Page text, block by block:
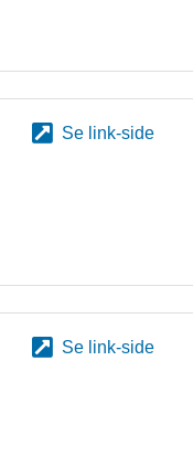
Se link-side
Se link-side